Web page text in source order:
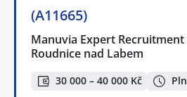
(A11665)
Manuvia Expert Recruitment
Roudnice nad Labem
30 000 – 40 000 Kč